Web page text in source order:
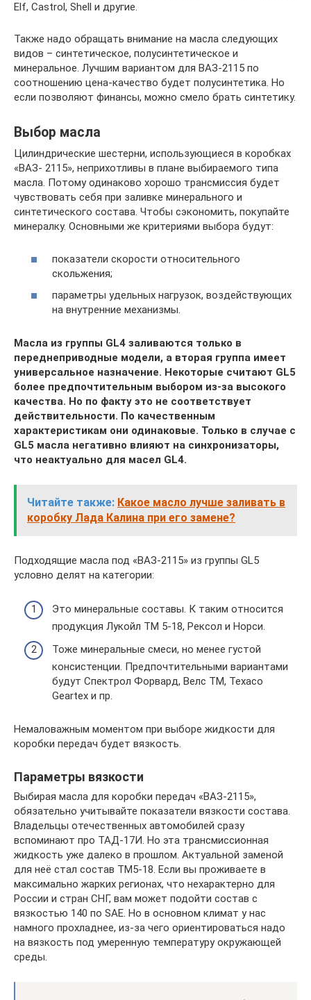
Elf, Castrol, Shell и другие.
Также надо обращать внимание на масла следующих
видов – синтетическое, полусинтетическое и
минеральное. Лучшим вариантом для ВАЗ-2115 по
соотношению цена-качество будет полусинтетика. Но
если позволяют финансы, можно смело брать синтетику.
Выбор масла
Цилиндрические шестерни, использующиеся в коробках
«ВАЗ- 2115», неприхотливы в плане выбираемого типа
масла. Потому одинаково хорошо трансмиссия будет
чувствовать себя при заливке минерального и
синтетического состава. Чтобы сэкономить, покупайте
минералку. Основными же критериями выбора будут:
показатели скорости относительного
скольжения;
параметры удельных нагрузок, воздействующих
на внутренние механизмы.
Масла из группы GL4 заливаются только в
переднеприводные модели, а вторая группа имеет
универсальное назначение. Некоторые считают GL5
более предпочтительным выбором из-за высокого
качества. Но по факту это не соответствует
действительности. По качественным
характеристикам они одинаковые. Только в случае с
GL5 масла негативно влияют на синхронизаторы,
что неактуально для масел GL4.
Читайте также: Какое масло лучше заливать в
коробку Лада Калина при его замене?
Подходящие масла под «ВАЗ-2115» из группы GL5
условно делят на категории:
Это минеральные составы. К таким относится
продукция Лукойл ТМ 5-18, Рексол и Норси.
Тоже минеральные смеси, но менее густой
консистенции. Предпочтительными вариантами
будут Спектрол Форвард, Велс ТМ, Texaco
Geartex и пр.
Немаловажным моментом при выборе жидкости для
коробки передач будет вязкость.
Параметры вязкости
Выбирая масла для коробки передач «ВАЗ-2115»,
обязательно учитывайте показатели вязкости состава.
Владельцы отечественных автомобилей сразу
вспоминают про ТАД-17И. Но эта трансмиссионная
жидкость уже далеко в прошлом. Актуальной заменой
для неё стал состав ТМ5-18. Если вы проживаете в
максимально жарких регионах, что нехарактерно для
России и стран СНГ, вам может подойти состав с
вязкостью 140 по SAE. Но в основном климат у нас
намного прохладнее, из-за чего ориентироваться надо
на вязкость под умеренную температуру окружающей
среды.